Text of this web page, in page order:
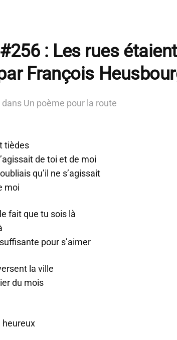
: Les rues étaient
François
dans Un poème pour la route
tièdes
de toi et de moi
qu’il ne s’agissait
moi
fait que tu sois là
pour s’aimer
la ville
du mois
heureux